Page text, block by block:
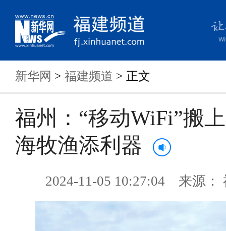
新华网 > 福建频道 > 正文
福州：“移动WiFi”搬
海牧渔添利器
2024-11-05 10:27:04 来源：